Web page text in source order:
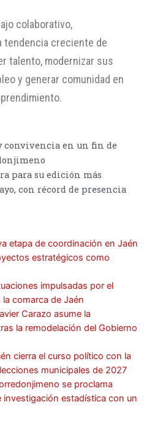
colaborativo,
tendencia creciente de
talento, modernizar sus
y generar comunidad en
convivencia en un fin de
para su edición más
con récord de presencia
etapa de coordinación en Jaén
estratégicos como
impulsadas por el
comarca de Jaén
Carazo asume la
la remodelación del Gobierno
cierra el curso político con la
municipales de 2027
se proclama
investigación estadística con un